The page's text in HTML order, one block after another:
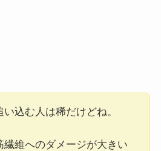
込む人は稀だけどね。
繊維へのダメージが大きい